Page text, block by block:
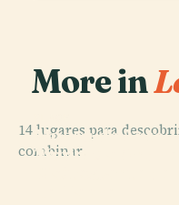
More in
14 lugares para
combinar.
Museu de Arte
Moderna André
PLACE
Templo